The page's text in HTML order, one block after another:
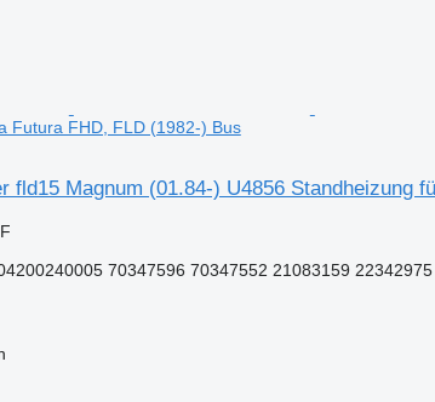
Futura FHD, FLD (1982-) Bus
fld15 Magnum (01.84-) U4856 Standheizung
70347596 70347552 21083159 22342975